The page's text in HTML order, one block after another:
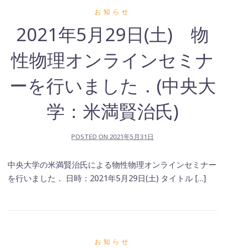
お知らせ
2021年5月29日(土) 物
性物理オンラインセミナ
ーを行いました．(中央大
学：米満賢治氏)
POSTED ON 2021年5月31日
中央大学の米満賢治氏による物性物理オンラインセミナー
を行いました． 日時：2021年5月29日(土) タイトル […]
お知らせ